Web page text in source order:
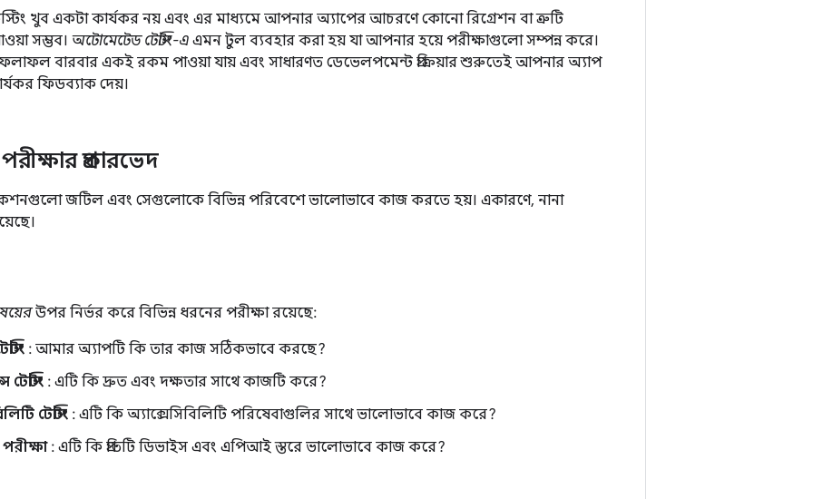
খুব একটা কার্যকর নয় এবং এর মাধ্যমে আপনার অ্যাপের আচরণে কোনো রিগ্রেশন বা ত্রুটি
সম্ভব। অটোমেটেড টেস্টিং-এ এমন টুল ব্যবহার করা হয় যা আপনার হয়ে পরীক্ষাগুলো সম্পন্ন করে।
বারবার একই রকম পাওয়া যায় এবং সাধারণত ডেভেলপমেন্ট প্রক্রিয়ার শুরুতেই আপনার অ্যাপ
ফিডব্যাক দেয়।
প্রকারভেদ
জটিল এবং সেগুলোকে বিভিন্ন পরিবেশে ভালোভাবে কাজ করতে হয়। একারণে, নানা
উপর নির্ভর করে বিভিন্ন ধরনের পরীক্ষা রয়েছে:
: আমার অ্যাপটি কি তার কাজ সঠিকভাবে করছে?
: এটি কি দ্রুত এবং দক্ষতার সাথে কাজটি করে?
টেস্টিং : এটি কি অ্যাক্সেসিবিলিটি পরিষেবাগুলির সাথে ভালোভাবে কাজ করে?
: এটি কি প্রতিটি ডিভাইস এবং এপিআই স্তরে ভালোভাবে কাজ করে?